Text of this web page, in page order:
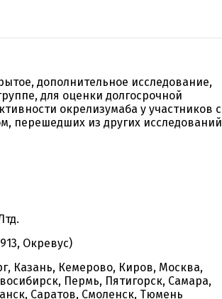
дополнительное исследование,
для оценки долгосрочной
окрелизумаба у участников с
перешедших из других исследований
Окревус)
Казань, Кемерово, Киров, Москва,
Пермь, Пятигорск, Самара,
Саратов, Смоленск, Тюмень